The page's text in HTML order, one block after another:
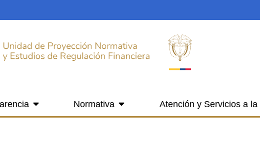
Normativa Atención y Servicios a